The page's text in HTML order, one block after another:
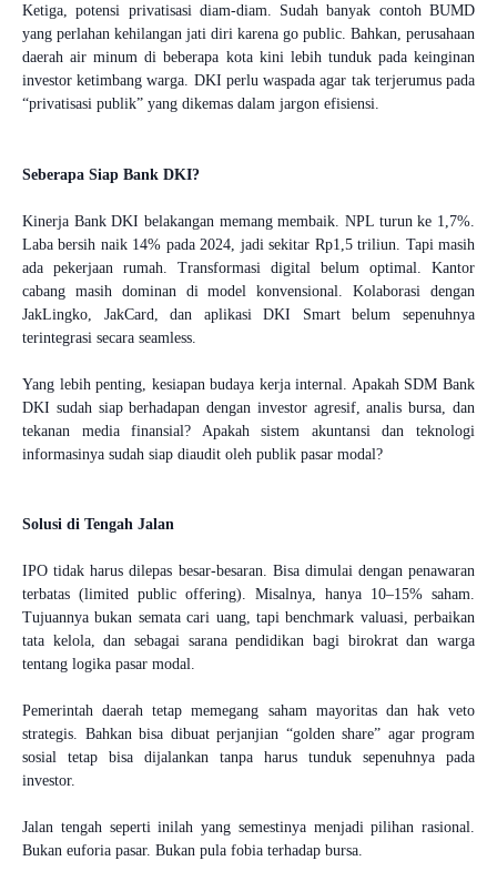
Ketiga, potensi privatisasi diam-diam. Sudah banyak contoh BUMD
yang perlahan kehilangan jati diri karena go public. Bahkan, perusahaan
daerah air minum di beberapa kota kini lebih tunduk pada keinginan
investor ketimbang warga. DKI perlu waspada agar tak terjerumus pada
“privatisasi publik” yang dikemas dalam jargon efisiensi.
Seberapa Siap Bank DKI?
Kinerja Bank DKI belakangan memang membaik. NPL turun ke 1,7%.
Laba bersih naik 14% pada 2024, jadi sekitar Rp1,5 triliun. Tapi masih
ada pekerjaan rumah. Transformasi digital belum optimal. Kantor
cabang masih dominan di model konvensional. Kolaborasi dengan
JakLingko, JakCard, dan aplikasi DKI Smart belum sepenuhnya
terintegrasi secara seamless.
Yang lebih penting, kesiapan budaya kerja internal. Apakah SDM Bank
DKI sudah siap berhadapan dengan investor agresif, analis bursa, dan
tekanan media finansial? Apakah sistem akuntansi dan teknologi
informasinya sudah siap diaudit oleh publik pasar modal?
Solusi di Tengah Jalan
IPO tidak harus dilepas besar-besaran. Bisa dimulai dengan penawaran
terbatas (limited public offering). Misalnya, hanya 10–15% saham.
Tujuannya bukan semata cari uang, tapi benchmark valuasi, perbaikan
tata kelola, dan sebagai sarana pendidikan bagi birokrat dan warga
tentang logika pasar modal.
Pemerintah daerah tetap memegang saham mayoritas dan hak veto
strategis. Bahkan bisa dibuat perjanjian “golden share” agar program
sosial tetap bisa dijalankan tanpa harus tunduk sepenuhnya pada
investor.
Jalan tengah seperti inilah yang semestinya menjadi pilihan rasional.
Bukan euforia pasar. Bukan pula fobia terhadap bursa.